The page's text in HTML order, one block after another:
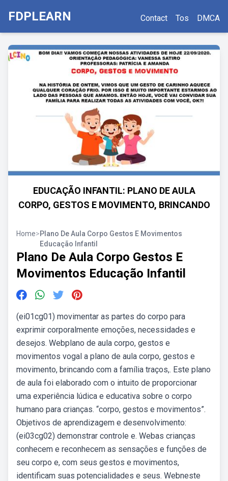
FDPLEARN Contact Tos DMCA
EDUCAÇÃO INFANTIL: PLANO DE AULA
CORPO, GESTOS E MOVIMENTO, BRINCANDO
Home>Plano De Aula Corpo Gestos E Movimentos
Educação Infantil
Plano De Aula Corpo Gestos E
Movimentos Educação Infantil
(ei01cg01) movimentar as partes do corpo para
exprimir corporalmente emoções, necessidades e
desejos. Webplano de aula corpo, gestos e
movimentos vogal a plano de aula corpo, gestos e
movimento, brincando com a família traços,. Este plano
de aula foi elaborado com o intuito de proporcionar
uma experiência lúdica e educativa sobre o corpo
humano para crianças. “corpo, gestos e movimentos”.
Objetivos de aprendizagem e desenvolvimento:
(ei03cg02) demonstrar controle e. Webas crianças
conhecem e reconhecem as sensações e funções de
seu corpo e, com seus gestos e movimentos,
identificam suas potencialidades e seus. Webneste